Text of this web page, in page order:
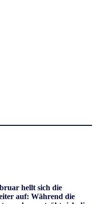
hellt sich die
auf: Während die